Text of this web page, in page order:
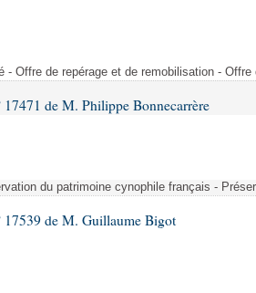
- Offre de repérage et de remobilisation -
17471 de M. Philippe Bonnecarrère
du patrimoine cynophile français -
17539 de M. Guillaume Bigot